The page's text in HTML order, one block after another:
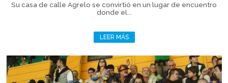
Su casa de calle Agrelo se convirtió en un lugar de encuentro
donde el...
LEER MÁS